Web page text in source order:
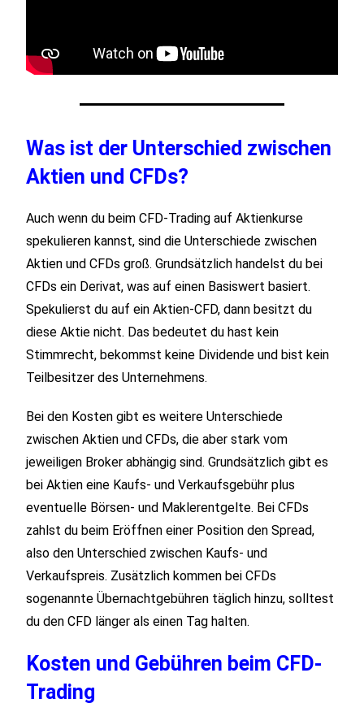
Was ist der Unterschied zwischen
Aktien und CFDs?
Auch wenn du beim CFD-Trading auf Aktienkurse
spekulieren kannst, sind die Unterschiede zwischen
Aktien und CFDs groß. Grundsätzlich handelst du bei
CFDs ein Derivat, was auf einen Basiswert basiert.
Spekulierst du auf ein Aktien-CFD, dann besitzt du
diese Aktie nicht. Das bedeutet du hast kein
Stimmrecht, bekommst keine Dividende und bist kein
Teilbesitzer des Unternehmens.
Bei den Kosten gibt es weitere Unterschiede
zwischen Aktien und CFDs, die aber stark vom
jeweiligen Broker abhängig sind. Grundsätzlich gibt es
bei Aktien eine Kaufs- und Verkaufsgebühr plus
eventuelle Börsen- und Maklerentgelte. Bei CFDs
zahlst du beim Eröffnen einer Position den Spread,
also den Unterschied zwischen Kaufs- und
Verkaufspreis. Zusätzlich kommen bei CFDs
sogenannte Übernachtgebühren täglich hinzu, solltest
du den CFD länger als einen Tag halten.
Kosten und Gebühren beim CFD-
Trading